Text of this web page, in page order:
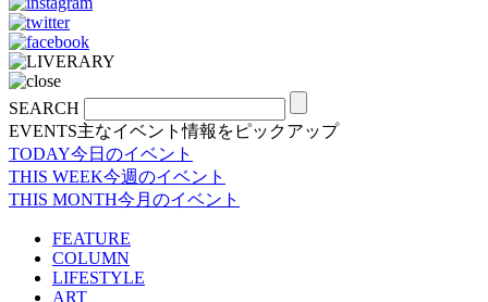
SEARCH
EVENTS主なイベント情報をピックアップ
TODAY今日のイベント
THIS WEEK今週のイベント
THIS MONTH今月のイベント
FEATURE
COLUMN
LIFESTYLE
ART